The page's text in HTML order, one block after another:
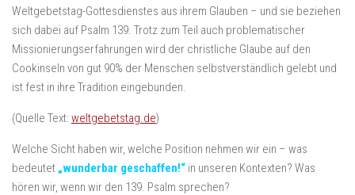
Weltgebetstag-Gottesdienstes aus ihrem Glauben – und sie beziehen
sich dabei auf Psalm 139. Trotz zum Teil auch problematischer
Missionierungserfahrungen wird der christliche Glaube auf den
Cookinseln von gut 90% der Menschen selbstverständlich gelebt und
ist fest in ihre Tradition eingebunden.
(Quelle Text: weltgebetstag.de)
Welche Sicht haben wir, welche Position nehmen wir ein – was
bedeutet „wunderbar geschaffen!“ in unseren Kontexten? Was
hören wir, wenn wir den 139. Psalm sprechen?